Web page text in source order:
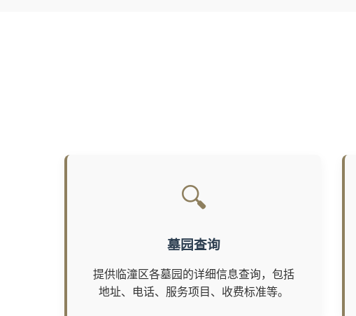
🔍
墓园查询
提供临潼区各墓园的详细信息查询，包括
地址、电话、服务项目、收费标准等。